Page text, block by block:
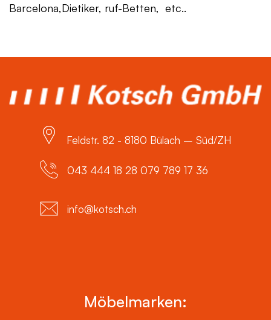
Barcelona,Dietiker, ruf-Betten, etc..
Feldstr. 82 - 8180 Bülach – Süd/ZH
043 444 18 28 079 789 17 36
info@kotsch.ch
Möbelmarken: